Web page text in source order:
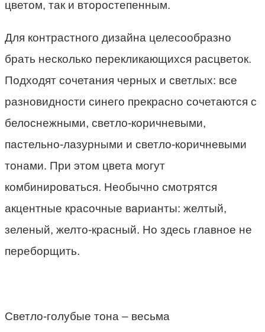
цветом, так и второстепенным.
Для контрастного дизайна целесообразно
брать несколько перекликающихся расцветок.
Подходят сочетания черных и светлых: все
разновидности синего прекрасно сочетаются с
белоснежными, светло-коричневыми,
пастельно-лазурными и светло-коричневыми
тонами. При этом цвета могут
комбинироваться. Необычно смотрятся
акцентные красочные варианты: желтый,
зеленый, желто-красный. Но здесь главное не
переборщить.
Светло-голубые тона – весьма